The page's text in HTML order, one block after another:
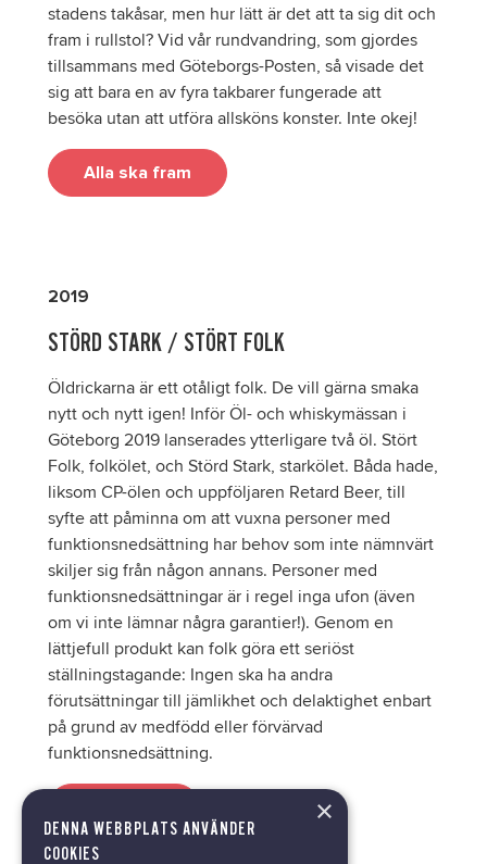
stadens takåsar, men hur lätt är det att ta sig dit och
fram i rullstol? Vid vår rundvandring, som gjordes
tillsammans med Göteborgs-Posten, så visade det
sig att bara en av fyra takbarer fungerade att
besöka utan att utföra allsköns konster. Inte okej!
Alla ska fram
2019
STÖRD STARK / STÖRT FOLK
Öldrickarna är ett otåligt folk. De vill gärna smaka
nytt och nytt igen! Inför Öl- och whiskymässan i
Göteborg 2019 lanserades ytterligare två öl. Stört
Folk, folkölet, och Störd Stark, starkölet. Båda hade,
liksom CP-ölen och uppföljaren Retard Beer, till
syfte att påminna om att vuxna personer med
funktionsnedsättning har behov som inte nämnvärt
skiljer sig från någon annans. Personer med
funktionsnedsättningar är i regel inga ufon (även
om vi inte lämnar några garantier!). Genom en
lättjefull produkt kan folk göra ett seriöst
ställningstagande: Ingen ska ha andra
förutsättningar till jämlikhet och delaktighet enbart
på grund av medfödd eller förvärvad
funktionsnedsättning.
×
DENNA WEBBPLATS ANVÄNDER
COOKIES